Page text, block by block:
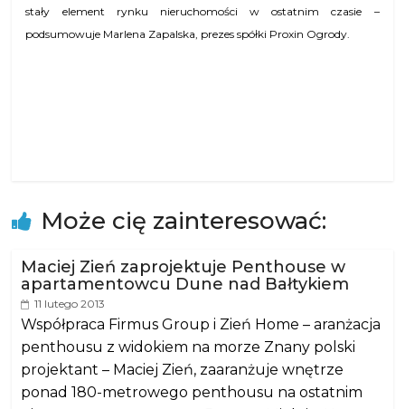
stały element rynku nieruchomości w ostatnim czasie –
podsumowuje Marlena Zapalska, prezes spółki Proxin Ogrody.
Może cię zainteresować:
Maciej Zień zaprojektuje Penthouse w
apartamentowcu Dune nad Bałtykiem
11 lutego 2013
Współpraca Firmus Group i Zień Home – aranżacja
penthousu z widokiem na morze Znany polski
projektant – Maciej Zień, zaaranżuje wnętrze
ponad 180-metrowego penthousu na ostatnim